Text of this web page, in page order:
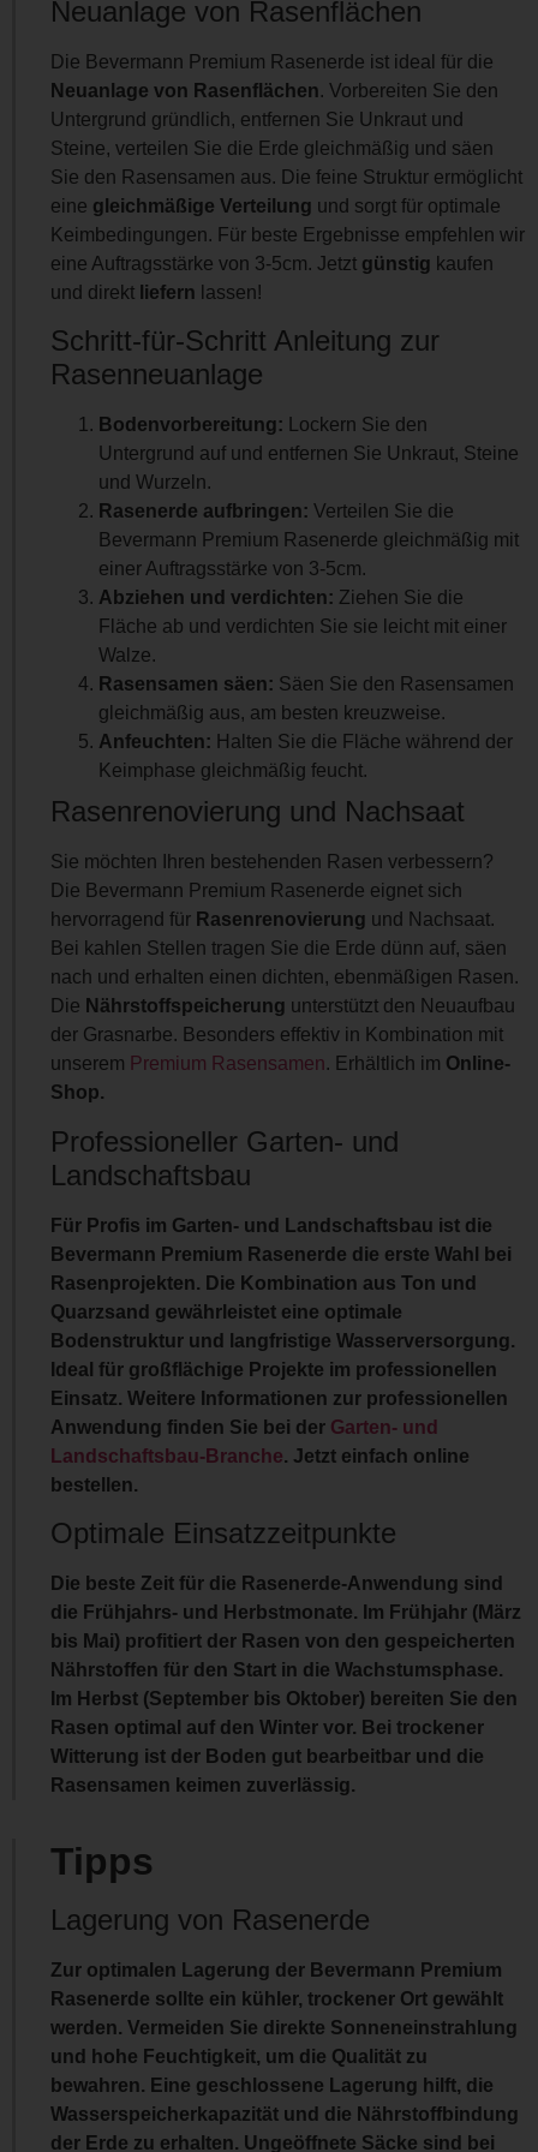
Neuanlage von Rasenflächen
Die Bevermann Premium Rasenerde ist ideal für die
Neuanlage von Rasenflächen. Vorbereiten Sie den
Untergrund gründlich, entfernen Sie Unkraut und
Steine, verteilen Sie die Erde gleichmäßig und säen
Sie den Rasensamen aus. Die feine Struktur ermöglicht
eine gleichmäßige Verteilung und sorgt für optimale
Keimbedingungen. Für beste Ergebnisse empfehlen wir
eine Auftragsstärke von 3-5cm. Jetzt günstig kaufen
und direkt liefern lassen!
Schritt-für-Schritt Anleitung zur
Rasenneuanlage
Bodenvorbereitung: Lockern Sie den
Untergrund auf und entfernen Sie Unkraut, Steine
und Wurzeln.
Rasenerde aufbringen: Verteilen Sie die
Bevermann Premium Rasenerde gleichmäßig mit
einer Auftragsstärke von 3-5cm.
Abziehen und verdichten: Ziehen Sie die
Fläche ab und verdichten Sie sie leicht mit einer
Walze.
Rasensamen säen: Säen Sie den Rasensamen
gleichmäßig aus, am besten kreuzweise.
Anfeuchten: Halten Sie die Fläche während der
Keimphase gleichmäßig feucht.
Rasenrenovierung und Nachsaat
Sie möchten Ihren bestehenden Rasen verbessern?
Die Bevermann Premium Rasenerde eignet sich
hervorragend für Rasenrenovierung und Nachsaat.
Bei kahlen Stellen tragen Sie die Erde dünn auf, säen
nach und erhalten einen dichten, ebenmäßigen Rasen.
Die Nährstoffspeicherung unterstützt den Neuaufbau
der Grasnarbe. Besonders effektiv in Kombination mit
unserem Premium Rasensamen. Erhältlich im Online-
Shop.
Professioneller Garten- und
Landschaftsbau
Für Profis im Garten- und Landschaftsbau ist die
Bevermann Premium Rasenerde die erste Wahl bei
Rasenprojekten. Die Kombination aus Ton und
Quarzsand gewährleistet eine optimale
Bodenstrukturund langfristige Wasserversorgung.
Ideal für großflächige Projekte im professionellen
Einsatz. Weitere Informationen zur professionellen
Anwendung finden Sie bei der Garten- und
Landschaftsbau-Branche. Jetzteinfach online
bestellen.
Optimale Einsatzzeitpunkte
Die beste Zeit für die Rasenerde-Anwendung sind
die Frühjahrs- und Herbstmonate. Im Frühjahr (März
bis Mai) profitiert der Rasen von den gespeicherten
Nährstoffen für den Start in die Wachstumsphase.
Im Herbst (September bis Oktober) bereiten Sie den
Rasen optimal auf den Winter vor. Bei trockener
Witterung ist der Boden gut bearbeitbar und die
Rasensamen keimen zuverlässig.
Tipps
Lagerung von Rasenerde
Zur optimalen Lagerung der Bevermann Premium
Rasenerde sollte ein kühler, trockener Ort gewählt
werden. Vermeiden Sie direkte Sonneneinstrahlung
und hohe Feuchtigkeit, um die Qualität zu
bewahren. Eine geschlossene Lagerung hilft, die
Wasserspeicherkapazitätund die Nährstoffbindung
der Erde zu erhalten. Ungeöffnete Säcke sind bei